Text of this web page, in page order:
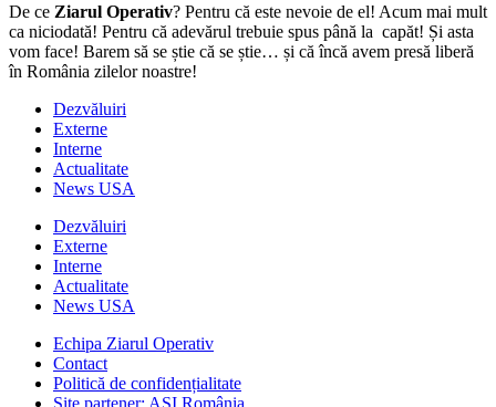
De ce Ziarul Operativ? Pentru că este nevoie de el! Acum mai mult
ca niciodată! Pentru că adevărul trebuie spus până la capăt! Și asta
vom face! Barem să se știe că se știe… și că încă avem presă liberă
în România zilelor noastre!
Dezvăluiri
Externe
Interne
Actualitate
News USA
Dezvăluiri
Externe
Interne
Actualitate
News USA
Echipa Ziarul Operativ
Contact
Politică de confidențialitate
Site partener: ASI România